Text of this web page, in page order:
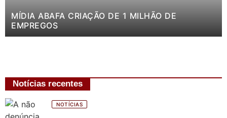
MÍDIA ABAFA CRIAÇÃO DE 1 MILHÃO DE
EMPREGOS
Notícias recentes
NOTÍCIAS